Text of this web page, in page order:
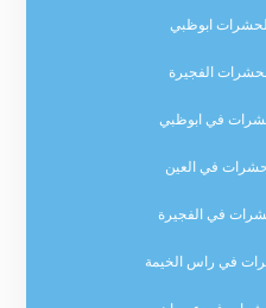
ابوظبي
الفجيرة
في ابوظبي
في العين
في الفجيرة
في راس الخيمة